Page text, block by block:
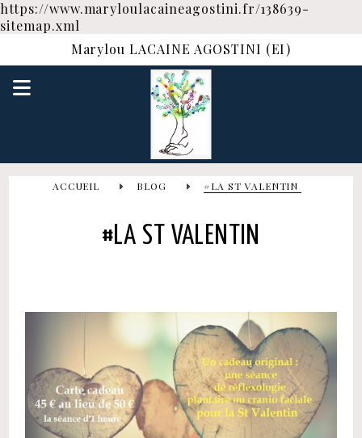
https://www.maryloulacaineagostini.fr/138639-
sitemap.xml
Marylou LACAINE AGOSTINI (EI)
ACCUEIL BLOG #LA ST VALENTIN
#LA ST VALENTIN